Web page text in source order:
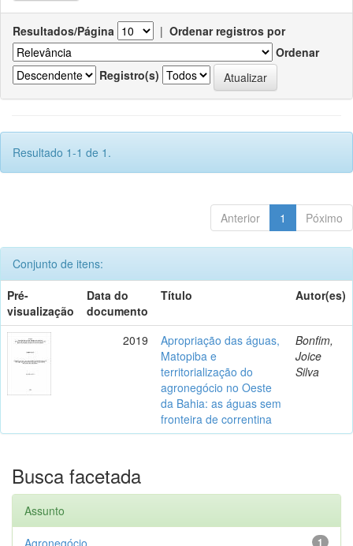
Resultados/Página | Ordenar registros por
Ordenar
Registro(s)
Resultado 1-1 de 1.
Anterior 1 Póximo
Conjunto de itens:
Pré-
visualização
Data do
documento
Título Autor(es)
2019
Apropriação das águas,
Matopiba e
territorialização do
agronegócio no Oeste
da Bahia: as águas sem
fronteira de correntina
Bonfim,
Joice
Silva
Busca facetada
Assunto
1
Agronegócio